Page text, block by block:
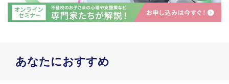
あなたにおすすめ